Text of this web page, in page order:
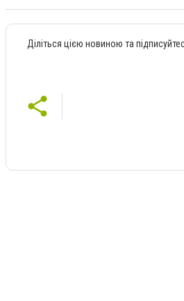
Діліться цією новиною та